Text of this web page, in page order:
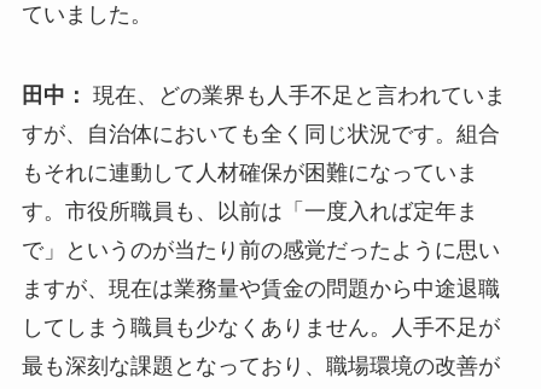
ていました。
田中： 現在、どの業界も人手不足と言われていま
すが、自治体においても全く同じ状況です。組合
もそれに連動して人材確保が困難になっていま
す。市役所職員も、以前は「一度入れば定年ま
で」というのが当たり前の感覚だったように思い
ますが、現在は業務量や賃金の問題から中途退職
してしまう職員も少なくありません。人手不足が
最も深刻な課題となっており、職場環境の改善が